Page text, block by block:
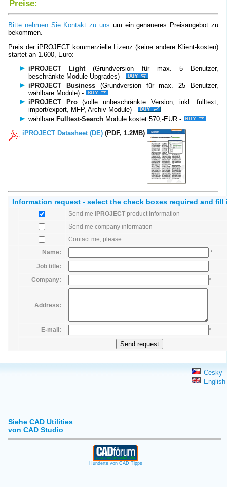
Preise:
Bitte nehmen Sie Kontakt zu uns um ein genaueres Preisangebot zu
bekommen.
Preis der iPROJECT kommerzielle Lizenz (keine andere Klient-kosten)
startet an 1.600,-Euro:
iPROJECT Light (Grundversion für max. 5 Benutzer,
beschränkte Module-Upgrades) -
iPROJECT Business(Grundversion für max. 25 Benutzer,
wählbare Module) -
iPROJECT Pro(volle unbeschränkte Version, inkl. fulltext,
import/export, MFP, Archiv-Module) -
wählbare Fulltext-Search Module kostet 570,-EUR -
iPROJECT Datasheet (DE) (PDF, 1.2MB)
Information request - select the check boxes required and fill
Send me iPROJECT product information
Send me company information
Contact me, please
Name:
*
Job title:
Company:
*
Address:
E-mail: *
Cesky
English
Siehe CAD Utilities
von CAD Studio
Hunderte von CAD Tipps